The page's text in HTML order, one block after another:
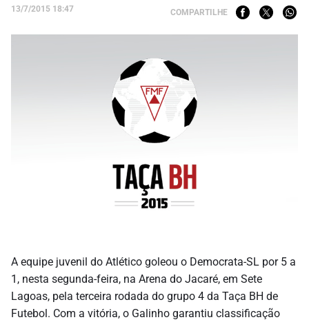
13/7/2015 18:47 COMPARTILHE
A equipe juvenil do Atlético goleou o Democrata-SL por 5 a
1, nesta segunda-feira, na Arena do Jacaré, em Sete
Lagoas, pela terceira rodada do grupo 4 da Taça BH de
Futebol. Com a vitória, o Galinho garantiu classificação